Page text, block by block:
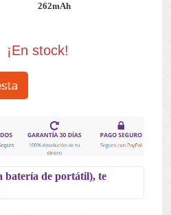
262mAh
¡En stock!
batería de portátil), te